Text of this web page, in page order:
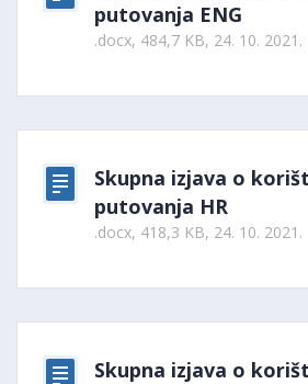
putovanja ENG
.docx, 484,7 KB, 24. 10. 2021.
Skupna izjava o
putovanja HR
.docx, 418,3 KB, 24. 10. 2021.
Skupna izjava o